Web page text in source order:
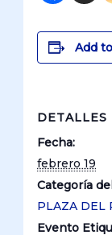
Add
DETALLES
Fecha:
febrero 19
Categoría
PLAZA DEL
Evento